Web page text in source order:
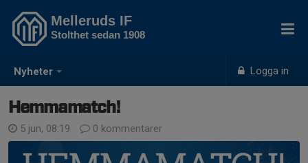
Nyheter Logga in
Melleruds IF
Stolthet sedan 1908
Hemmamatch!
5 jun, 08:19 0 kommentarer